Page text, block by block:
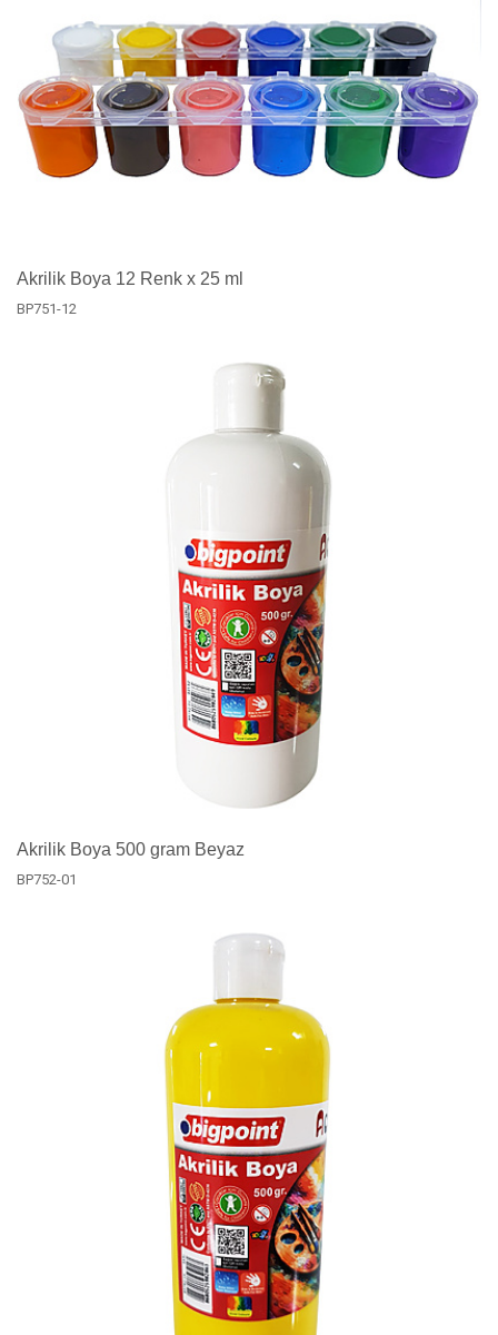
Akrilik Boya 12 Renk x 25 ml
BP751-12
Akrilik Boya 500 gram Beyaz
BP752-01